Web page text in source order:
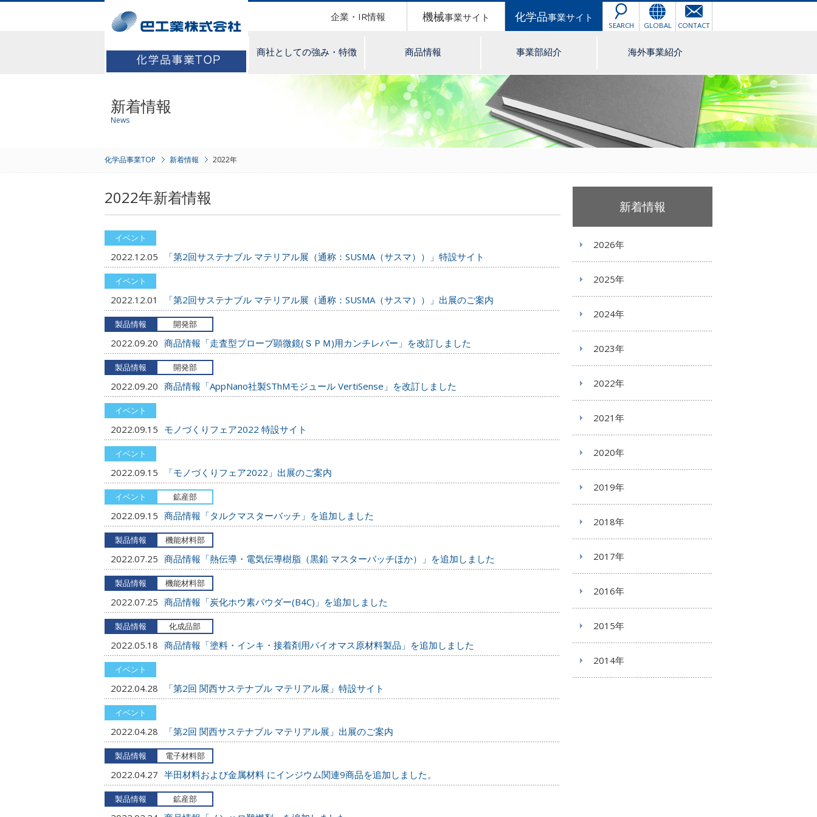
企業・IR情報 機械事業サイト 化学品事業サイト
SEARCH GLOBAL CONTACT
商社としての強み・特徴 商品情報 事業部紹介 海外事業紹介
新着情報
News
化学品事業TOP 新着情報 2022年
2022年新着情報
2022.12.05 「第2回サステナブル マテリアル展（通称：SUSMA（サスマ））」特設サイト
2022.12.01 「第2回サステナブル マテリアル展（通称：SUSMA（サスマ））」出展のご案内
2022.09.20 商品情報「走査型プローブ顕微鏡(ＳＰＭ)用カンチレバー」を改訂しました
2022.09.20 商品情報「AppNano社製SThMモジュール VertiSense」を改訂しました
2022.09.15 モノづくりフェア2022 特設サイト
2022.09.15 「モノづくりフェア2022」出展のご案内
2022.09.15 商品情報「タルクマスターバッチ」を追加しました
2022.07.25 商品情報「熱伝導・電気伝導樹脂（黒鉛 マスターバッチほか）」を追加しました
2022.07.25 商品情報「炭化ホウ素パウダー(B4C)」を追加しました
2022.05.18 商品情報「塗料・インキ・接着剤用バイオマス原材料製品」を追加しました
2022.04.28 「第2回 関西サステナブル マテリアル展」特設サイト
2022.04.28 「第2回 関西サステナブル マテリアル展」出展のご案内
2022.04.27 半田材料および金属材料 にインジウム関連9商品を追加しました。
新着情報
2026年
2025年
2024年
2023年
2022年
2021年
2020年
2019年
2018年
2017年
2016年
2015年
2014年